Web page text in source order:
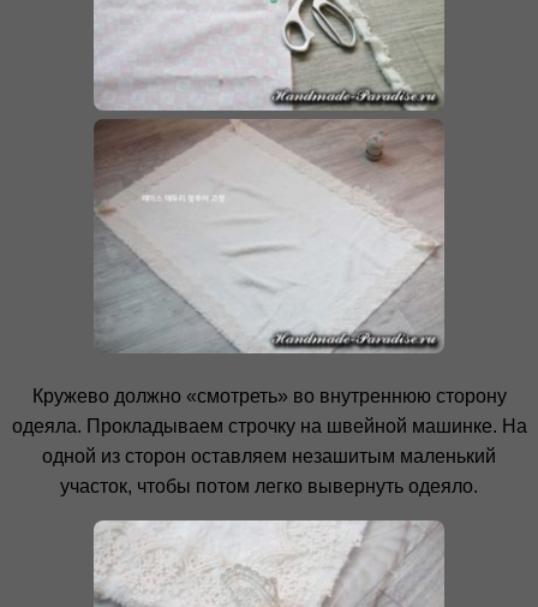
Кружево должно «смотреть» во внутреннюю сторону
одеяла. Прокладываем строчку на швейной машинке. На
одной из сторон оставляем незашитым маленький
участок, чтобы потом легко вывернуть одеяло.